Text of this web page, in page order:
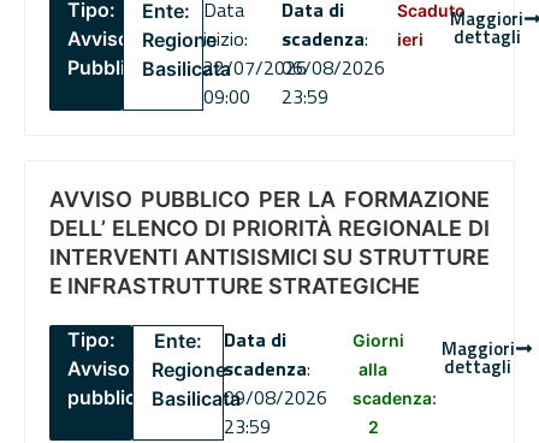
Tipo:
Avviso
Pubblico
Ente:
Regione
Basilicata
Data
inizio:
22/07/2026
09:00
Data di
scadenza:
06/08/2026
23:59
Scaduto
ieri
Maggiori
dettagli
AVVISO PUBBLICO PER LA FORMAZIONE
DELL’ ELENCO DI PRIORITÀ REGIONALE DI
INTERVENTI ANTISISMICI SU STRUTTURE
E INFRASTRUTTURE STRATEGICHE
Tipo:
Avviso
pubblico
Ente:
Regione
Basilicata
Data di
scadenza:
09/08/2026
23:59
Giorni
alla
scadenza:
2
Maggiori
dettagli